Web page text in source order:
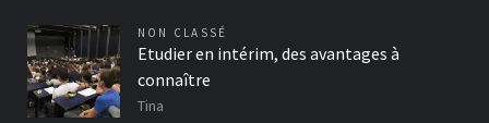
NON CLASSÉ
Etudier en intérim, des avantages à
connaître
Tina